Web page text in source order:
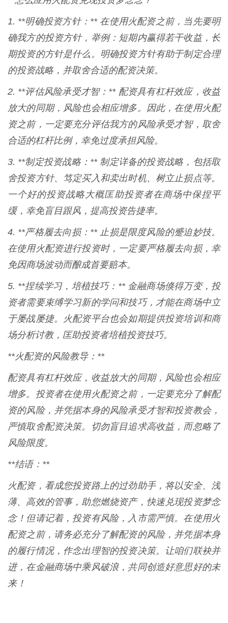
1. **明确投资方针：** 在使用火配资之前，当先要明
确我方的投资方针，举例：短期内赢得若干收益，长
期投资的方针是什么。明确投资方针有助于制定合理
的投资战略，并取舍合适的配资决策。
2. **评估风险承受才智：** 配资具有杠杆效应，收益
放大的同期，风险也会相应增多。因此，在使用火配
资之前，一定要充分评估我方的风险承受才智，取舍
合适的杠杆比例，幸免过度承担风险。
3. **制定投资战略：** 制定详备的投资战略，包括取
舍投资方针、笃定买入和卖出时机、树立止损点等。
一个好的投资战略大概匡助投资者在商场中保捏平
缓，幸免盲目跟风，提高投资告捷率。
4. **严格履去向损：** 止损是限度风险的蹙迫妙技。
在使用火配资进行投资时，一定要严格履去向损，幸
免因商场波动而酿成首要赔本。
5. **捏续学习，培植技巧：** 金融商场倏得万变，投
资者需要束缚学习新的学问和技巧，才能在商场中立
于屡战屡捷。火配资平台也会如期提供投资培训和商
场分析讨教，匡助投资者培植投资技巧。
**火配资的风险教导：**
配资具有杠杆效应，收益放大的同期，风险也会相应
增多。投资者在使用火配资之前，一定要充分了解配
资的风险，并凭据本身的风险承受才智和投资教会，
严慎取舍配资决策。切勿盲目追求高收益，而忽略了
风险限度。
**结语：**
火配资，看成您投资路上的过劲助手，将以安全、浅
薄、高效的管事，助您燃烧资产，快速兑现投资梦念
念！但请记着，投资有风险，入市需严慎。在使用火
配资之前，请务必充分了解配资的风险，并凭据本身
的履行情况，作念出理智的投资决策。让咱们联袂并
进，在金融商场中乘风破浪，共同创造好意思好的未
来！